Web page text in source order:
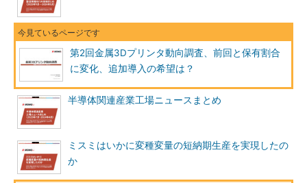
第2回金属3Dプリンタ動向調査、前回と保有割合
に変化、追加導入の希望は？
半導体関連産業工場ニュースまとめ
ミスミはいかに変種変量の短納期生産を実現したの
か